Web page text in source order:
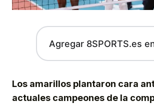
Agregar 8SPORTS.es
Los amarillos plantaron cara
actuales campeones de la